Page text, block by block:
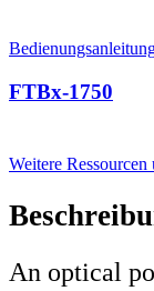
FTBx-1750
Weitere Ressourcen
An optical